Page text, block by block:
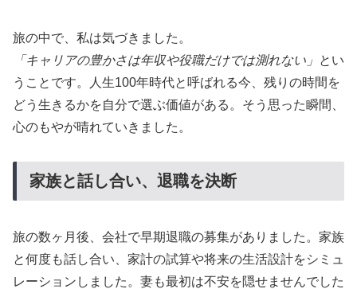
旅の中で、私は気づきました。
「キャリアの豊かさは年収や役職だけでは測れない」 とい
うことです。人生100年時代と呼ばれる今、残りの時間を
どう生きるかを自分で選ぶ価値がある。そう思った瞬間、
心のもやが晴れていきました。
家族と話し合い、退職を決断
旅の数ヶ月後、会社で早期退職の募集がありました。家族
と何度も話し合い、家計の試算や将来の生活設計をシミュ
レーションしました。妻も最初は不安を隠せませんでした